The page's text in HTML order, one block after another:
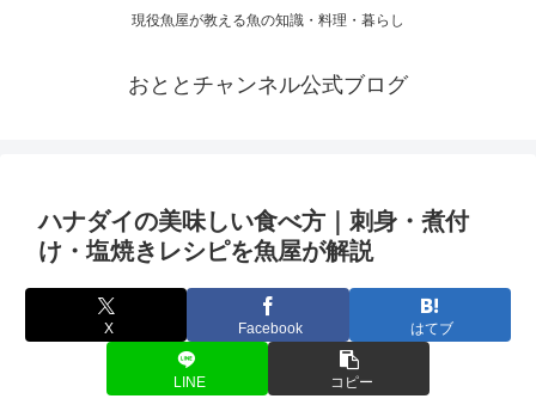
現役魚屋が教える魚の知識・料理・暮らし
おととチャンネル公式ブログ
ハナダイの美味しい食べ方｜刺身・煮付
け・塩焼きレシピを魚屋が解説
X Facebook はてブ
LINE コピー